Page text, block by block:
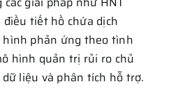
tiết hồ chứa dịch
phản ứng theo tình
hình quản trị rủi ro chủ
dữ liệu và phân tích hỗ trợ.